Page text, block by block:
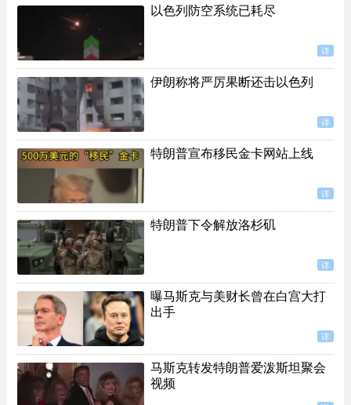
以色列防空系统已耗尽
详
伊朗称将严厉果断还击以色列
详
特朗普宣布移民金卡网站上线
详
特朗普下令解放洛杉矶
详
曝马斯克与美财长曾在白宫大打
出手
详
马斯克转发特朗普爱泼斯坦聚会
视频